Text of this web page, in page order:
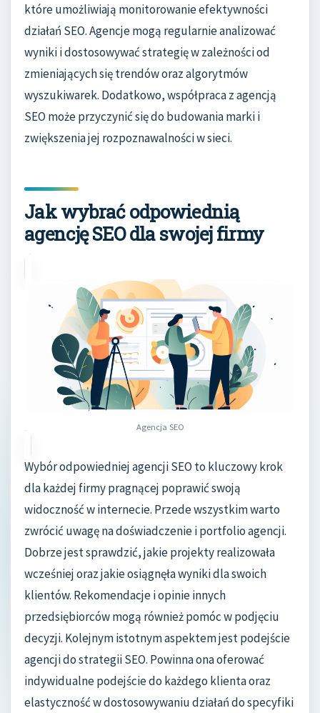
które umożliwiają monitorowanie efektywności
działań SEO. Agencje mogą regularnie analizować
wyniki i dostosowywać strategię w zależności od
zmieniających się trendów oraz algorytmów
wyszukiwarek. Dodatkowo, współpraca z agencją
SEO może przyczynić się do budowania marki i
zwiększenia jej rozpoznawalności w sieci.
Jak wybrać odpowiednią
agencję SEO dla swojej firmy
Agencja SEO
Wybór odpowiedniej agencji SEO to kluczowy krok
dla każdej firmy pragnącej poprawić swoją
widoczność w internecie. Przede wszystkim warto
zwrócić uwagę na doświadczenie i portfolio agencji.
Dobrze jest sprawdzić, jakie projekty realizowała
wcześniej oraz jakie osiągnęła wyniki dla swoich
klientów. Rekomendacje i opinie innych
przedsiębiorców mogą również pomóc w podjęciu
decyzji. Kolejnym istotnym aspektem jest podejście
agencji do strategii SEO. Powinna ona oferować
indywidualne podejście do każdego klienta oraz
elastyczność w dostosowywaniu działań do specyfiki